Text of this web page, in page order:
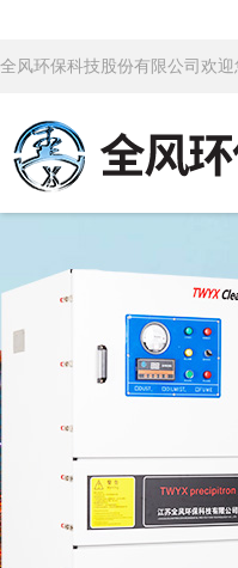
全风环保科技股份有限公司欢迎